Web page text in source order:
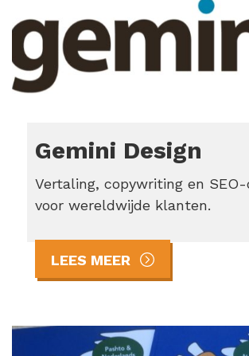
Gemini Design
Vertaling, copywriting en
voor wereldwijde klanten.
LEES MEER